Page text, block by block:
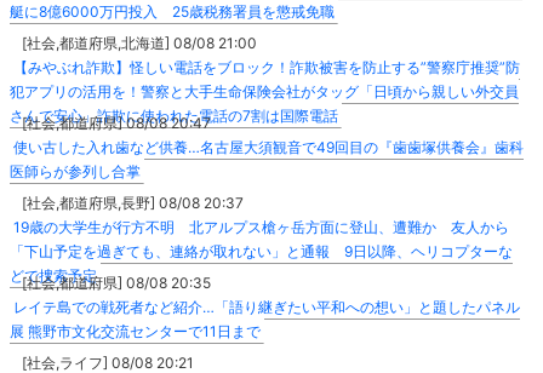
艇に8億6000万円投入 25歳税務署員を懲戒免職
[社会,都道府県,北海道] 08/08 21:00
【みやぶれ詐欺】怪しい電話をブロック！詐欺被害を防止する”警察庁推奨”防
犯アプリの活用を！警察と大手生命保険会社がタッグ「日頃から親しい外交員
さんで安心」詐欺に使われた電話の7割は国際電話
[社会,都道府県] 08/08 20:47
使い古した入れ歯など供養…名古屋大須観音で49回目の『歯歯塚供養会』歯科
医師らが参列し合掌
[社会,都道府県,長野] 08/08 20:37
19歳の大学生が行方不明 北アルプス槍ヶ岳方面に登山、遭難か 友人から
「下山予定を過ぎても、連絡が取れない」と通報 9日以降、ヘリコプターな
どで捜索予定
[社会,都道府県] 08/08 20:35
レイテ島での戦死者など紹介…「語り継ぎたい平和への想い」と題したパネル
展 熊野市文化交流センターで11日まで
[社会,ライフ] 08/08 20:21